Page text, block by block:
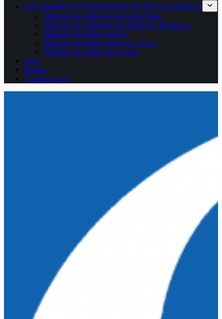
EQUIPAMENTO DE PRODUÇÃO DE CALDEIRAS
Máquina de calibração de barras finas
Máquina de soldadura de painéis de membrana
Máquina de dobrar painéis
Máquina de dobrar tubos de reforço
Máquina de soldar tubo a tubo
FAQ
Blogue
Contactar-nos